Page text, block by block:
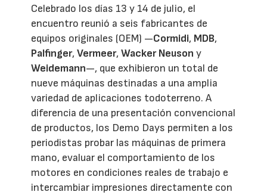
Celebrado los días 13 y 14 de julio, el
encuentro reunió a seis fabricantes de
equipos originales (OEM) —Cormidi, MDB,
Palfinger,Vermeer,Wacker Neuson y
Weidemann—, que exhibieron un total de
nueve máquinas destinadas a una amplia
variedad de aplicaciones todoterreno. A
diferencia de una presentación convencional
de productos, los Demo Days permiten a los
periodistas probar las máquinas de primera
mano, evaluar el comportamiento de los
motores en condiciones reales de trabajo e
intercambiar impresiones directamente con